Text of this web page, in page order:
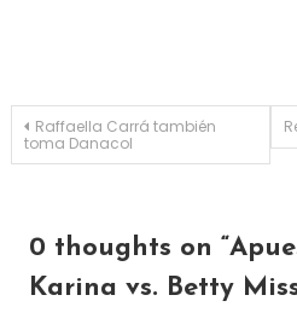
Navegación de
Raffaella Carrá también
toma Danacol
0 thoughts on “
Karina vs. Betty